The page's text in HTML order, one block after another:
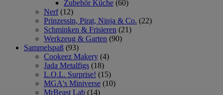
Zubehör Küche (60)
Nerf (12)
Prinzessin, Pirat, Ninja & Co. (22)
Schminken & Frisieren (21)
Werkzeug & Garten (90)
Sammelspaß (93)
Cookeez Makery (4)
Jada Metalfigs (18)
L.O.L. Surprise! (15)
MGA's Miniverse (10)
MrBeast Lab (14)